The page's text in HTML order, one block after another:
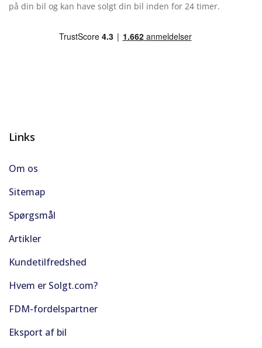
Servo
Startspærre
på din bil og kan have solgt din bil inden for 24 timer.
Links
Om os
Sitemap
Spørgsmål
Artikler
Kundetilfredshed
Hvem er Solgt.com?
FDM-fordelspartner
Eksport af bil